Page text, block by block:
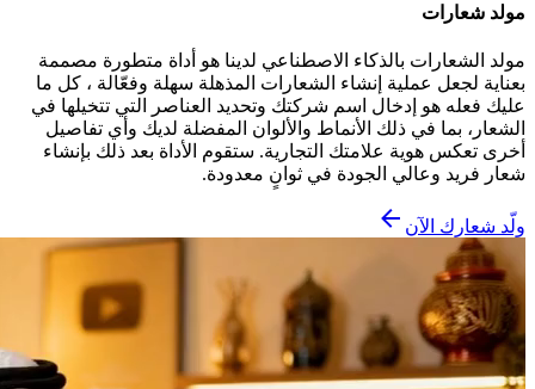
مولد شعارات
مولد الشعارات بالذكاء الاصطناعي لدينا هو أداة متطورة مصممة
بعناية لجعل عملية إنشاء الشعارات المذهلة سهلة وفعّالة ، كل ما
عليك فعله هو إدخال اسم شركتك وتحديد العناصر التي تتخيلها في
الشعار، بما في ذلك الأنماط والألوان المفضلة لديك وأي تفاصيل
أخرى تعكس هوية علامتك التجارية. ستقوم الأداة بعد ذلك بإنشاء
شعار فريد وعالي الجودة في ثوانٍ معدودة.
ولّد شعارك الآن